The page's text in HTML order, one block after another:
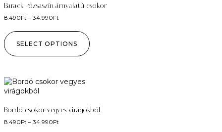
Barack-rózsaszín árnyalatú csokor
8.490Ft – 34.990Ft
SELECT OPTIONS
Bordó csokor vegyes virágokból
8.490Ft – 34.990Ft